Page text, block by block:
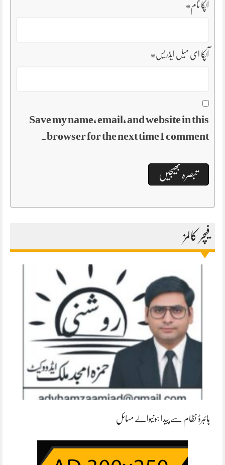
آپکا نام*
آپکا ای میل ایڈریس*
Save my name, email, and website in this
browser for the next time I comment.
فیچر کالمز
ہائبرڈ نظام سے پیدا ہونیوالے مسائل